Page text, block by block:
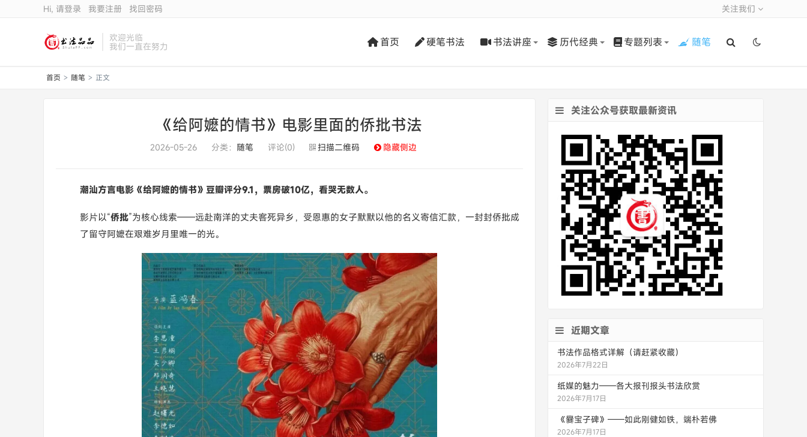
关注我们
Hi, 请登录 我要注册 找回密码
欢迎光临
我们一直在努力 首页 硬笔书法 书法讲座 历代经典 专题列表 随笔
首页 > 随笔 > 正文
《给阿嬷的情书》电影里面的侨批书法
2026-05-26 分类： 随笔 评论(0) 扫描二维码 隐藏侧边
潮汕方言电影《给阿嬷的情书》豆瓣评分9.1，票房破10亿，看哭无数人。
影片以“侨批”为核心线索——远赴南洋的丈夫客死异乡，受恩惠的女子默默以他的名义寄信汇款，一封封侨批成
了留守阿嬷在艰难岁月里唯一的光。
关注公众号获取最新资讯
近期文章
书法作品格式详解（请赶紧收藏）
2026年7月22日
纸媒的魅力——各大报刊报头书法欣赏
2026年7月17日
《爨宝子碑》——如此刚健如铁，端朴若佛
2026年7月17日